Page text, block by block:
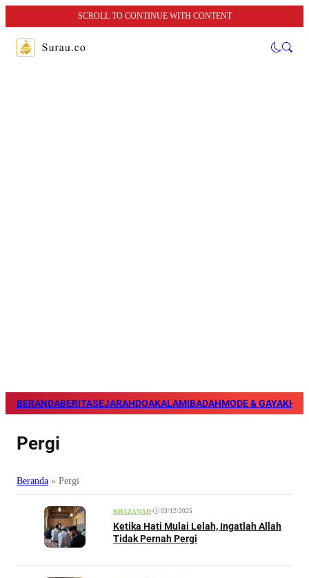
SCROLL TO CONTINUE WITH CONTENT
BERANDABERITASEJARAHDOAKALAMIBADAHMODE & GAYA
Pergi
Beranda » Pergi
KHAZANAH• 03/12/2025
Ketika Hati Mulai Lelah, Ingatlah Allah
Tidak Pernah Pergi